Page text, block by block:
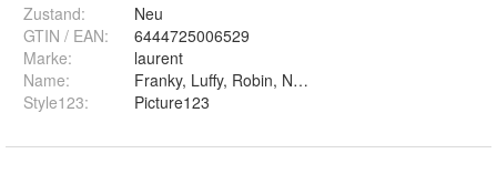
Zustand:
Neu
GTIN / EAN:
6444725006529
Marke:
laurent
Name:
Style123: Picture123